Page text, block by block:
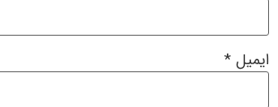
ایمیل*